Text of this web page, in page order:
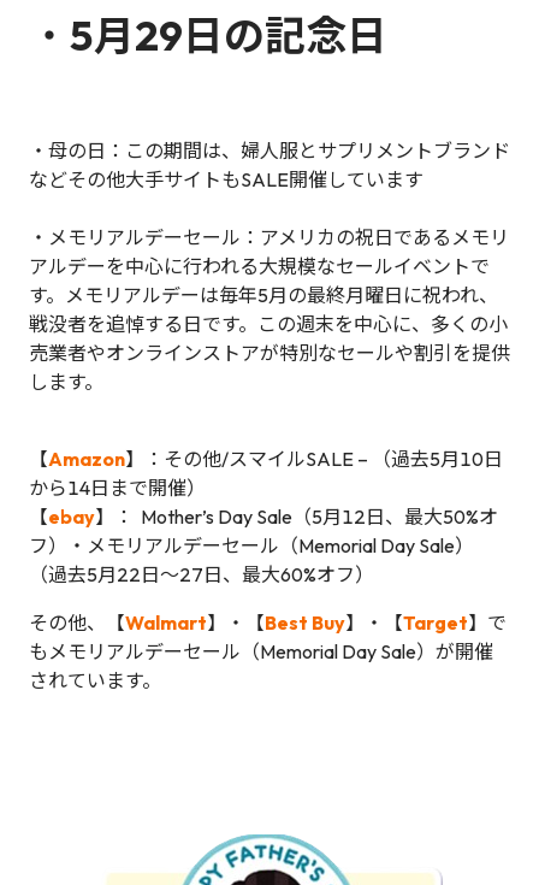
・ 5月29日の記念日
・母の日：この期間は、婦人服とサプリメントブランド
などその他大手サイトもSALE開催しています
・メモリアルデーセール：アメリカの祝日であるメモリ
アルデーを中心に行われる大規模なセールイベントで
す。メモリアルデーは毎年5月の最終月曜日に祝われ、
戦没者を追悼する日です。この週末を中心に、多くの小
売業者やオンラインストアが特別なセールや割引を提供
します。
【Amazon】：その他/スマイルSALE – （過去5月10日
から14日まで開催）
【ebay】： Mother’s Day Sale（5月12日、最大50%オ
フ）・メモリアルデーセール（Memorial Day Sale）
（過去5月22日～27日、最大60%オフ）
その他、【Walmart】・【Best Buy】・【Target】で
もメモリアルデーセール（Memorial Day Sale）が開催
されています。